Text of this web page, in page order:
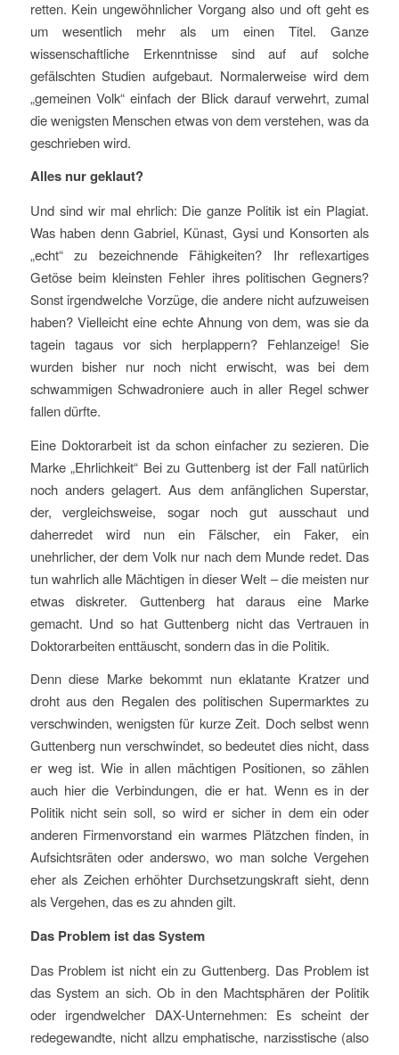
retten. Kein ungewöhnlicher Vorgang also und oft geht es
um wesentlich mehr als um einen Titel. Ganze
wissenschaftliche Erkenntnisse sind auf auf solche
gefälschten Studien aufgebaut. Normalerweise wird dem
„gemeinen Volk“ einfach der Blick darauf verwehrt, zumal
die wenigsten Menschen etwas von dem verstehen, was da
geschrieben wird.
Alles nur geklaut?
Und sind wir mal ehrlich: Die ganze Politik ist ein Plagiat.
Was haben denn Gabriel, Künast, Gysi und Konsorten als
„echt“ zu bezeichnende Fähigkeiten? Ihr reflexartiges
Getöse beim kleinsten Fehler ihres politischen Gegners?
Sonst irgendwelche Vorzüge, die andere nicht aufzuweisen
haben? Vielleicht eine echte Ahnung von dem, was sie da
tagein tagaus vor sich herplappern? Fehlanzeige! Sie
wurden bisher nur noch nicht erwischt, was bei dem
schwammigen Schwadroniere auch in aller Regel schwer
fallen dürfte.
Eine Doktorarbeit ist da schon einfacher zu sezieren. Die
Marke „Ehrlichkeit“ Bei zu Guttenberg ist der Fall natürlich
noch anders gelagert. Aus dem anfänglichen Superstar,
der, vergleichsweise, sogar noch gut ausschaut und
daherredet wird nun ein Fälscher, ein Faker, ein
unehrlicher, der dem Volk nur nach dem Munde redet. Das
tun wahrlich alle Mächtigen in dieser Welt – die meisten nur
etwas diskreter. Guttenberg hat daraus eine Marke
gemacht. Und so hat Guttenberg nicht das Vertrauen in
Doktorarbeiten enttäuscht, sondern das in die Politik.
Denn diese Marke bekommt nun eklatante Kratzer und
droht aus den Regalen des politischen Supermarktes zu
verschwinden, wenigsten für kurze Zeit. Doch selbst wenn
Guttenberg nun verschwindet, so bedeutet dies nicht, dass
er weg ist. Wie in allen mächtigen Positionen, so zählen
auch hier die Verbindungen, die er hat. Wenn es in der
Politik nicht sein soll, so wird er sicher in dem ein oder
anderen Firmenvorstand ein warmes Plätzchen finden, in
Aufsichtsräten oder anderswo, wo man solche Vergehen
eher als Zeichen erhöhter Durchsetzungskraft sieht, denn
als Vergehen, das es zu ahnden gilt.
Das Problem ist das System
Das Problem ist nicht ein zu Guttenberg. Das Problem ist
das System an sich. Ob in den Machtsphären der Politik
oder irgendwelcher DAX-Unternehmen: Es scheint der
redegewandte, nicht allzu emphatische, narzisstische (also